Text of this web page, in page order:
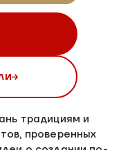
традициям и
проверенных